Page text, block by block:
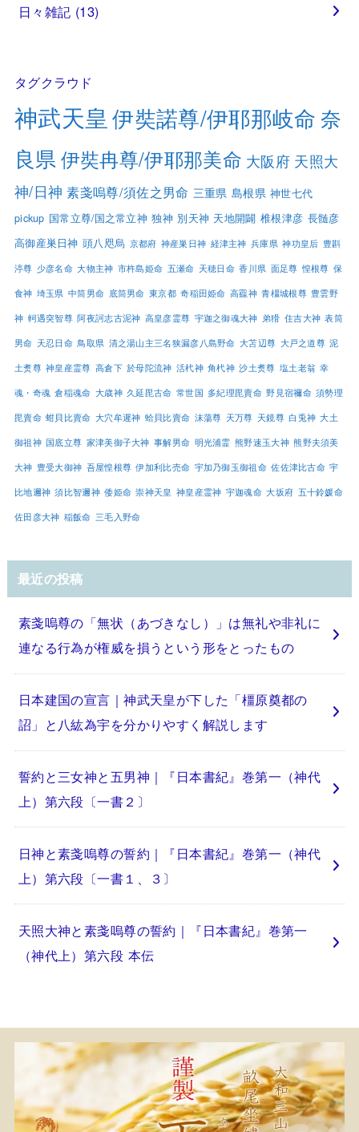
日々雑記 (13)
タグクラウド
神武天皇 伊奘諾尊/伊耶那岐命 奈
良県 伊奘冉尊/伊耶那美命 大阪府 天照大
神/日神 素戔嗚尊/須佐之男命 三重県 島根県 神世七代
pickup 国常立尊/国之常立神 独神 別天神 天地開闢 椎根津彦 長髄彦
高御産巣日神 頭八咫烏 京都府 神産巣日神 経津主神 兵庫県 神功皇后 豊斟
渟尊 少彦名命 大物主神 市杵島姫命 五瀬命 天穂日命 香川県 面足尊 惶根尊 保
食神 埼玉県 中筒男命 底筒男命 東京都 奇稲田姫命 高龗神 青橿城根尊 豊雲野
神 軻遇突智尊 阿夜訶志古泥神 高皇彦霊尊 宇迦之御魂大神 弟猾 住吉大神 表筒
男命 天忍日命 鳥取県 清之湯山主三名狭漏彦八島野命 大苫辺尊 大戸之道尊 泥
土煑尊 神皇産霊尊 高倉下 於母陀流神 活杙神 角杙神 沙土煑尊 塩土老翁 幸
魂・奇魂 倉稲魂命 大歳神 久延毘古命 常世国 多紀理毘賣命 野見宿禰命 須勢理
毘賣命 蚶貝比賣命 大穴牟遲神 蛤貝比賣命 沫蕩尊 天万尊 天鏡尊 白兎神 大土
御祖神 国底立尊 家津美御子大神 事解男命 明光浦霊 熊野速玉大神 熊野夫須美
大神 豊受大御神 吾屋惶根尊 伊加利比売命 宇加乃御玉御祖命 佐佐津比古命 宇
比地邇神 須比智邇神 倭姫命 崇神天皇 神皇産霊神 宇迦魂命 大坂府 五十鈴媛命
佐田彦大神 稲飯命 三毛入野命
最近の投稿
素戔嗚尊の「無状（あづきなし）」は無礼や非礼に
連なる行為が権威を損うという形をとったもの
日本建国の宣言｜神武天皇が下した「橿原奠都の
詔」と八紘為宇を分かりやすく解説します
誓約と三女神と五男神｜『日本書紀』巻第一（神代
上）第六段〔一書２〕
日神と素戔嗚尊の誓約｜『日本書紀』巻第一（神代
上）第六段〔一書１、３〕
天照大神と素戔嗚尊の誓約｜『日本書紀』巻第一
（神代上）第六段 本伝